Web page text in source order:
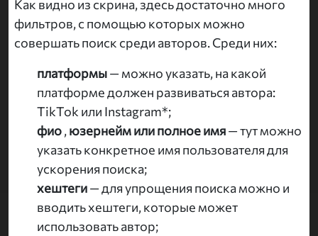
Как видно из скрина, здесь достаточно много
фильтров, с помощью которых можно
совершать поиск среди авторов. Среди них:
платформы— можно указать, на какой
платформе должен развиваться автора:
TikTok или Instagram*;
фио, юзернейм или полное имя— тут можно
указать конкретное имя пользователя для
ускорения поиска;
хештеги— для упрощения поиска можно и
вводить хештеги, которые может
использовать автор;